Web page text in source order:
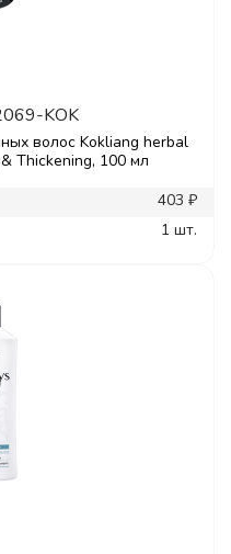
KOK
волос Kokliang herbal
Thickening, 100 мл
403 ₽
1 шт.